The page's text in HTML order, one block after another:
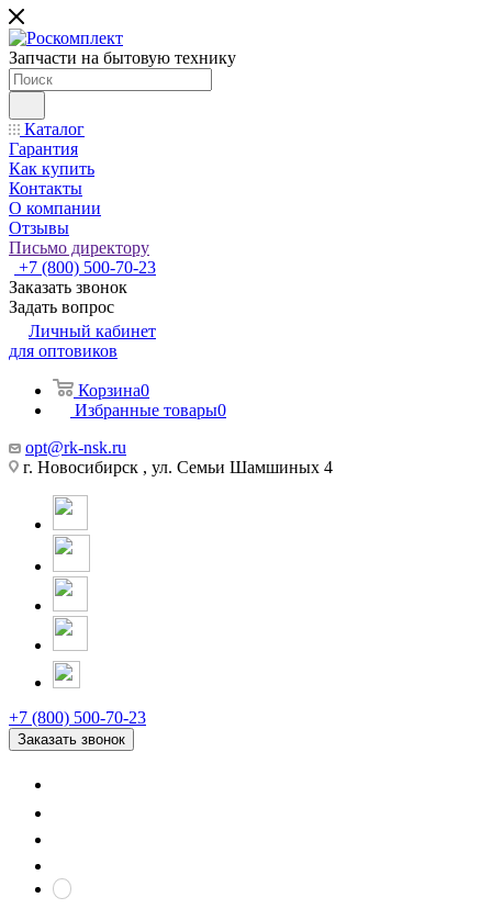
Запчасти на бытовую технику
Каталог
Гарантия
Как купить
Контакты
О компании
Отзывы
Письмо директору
+7 (800) 500-70-23
Заказать звонок
Задать вопрос
Личный кабинет
для оптовиков
Корзина0
Избранные товары0
opt@rk-nsk.ru
г. Новосибирск , ул. Семьи Шамшиных 4
+7 (800) 500-70-23
Заказать звонок